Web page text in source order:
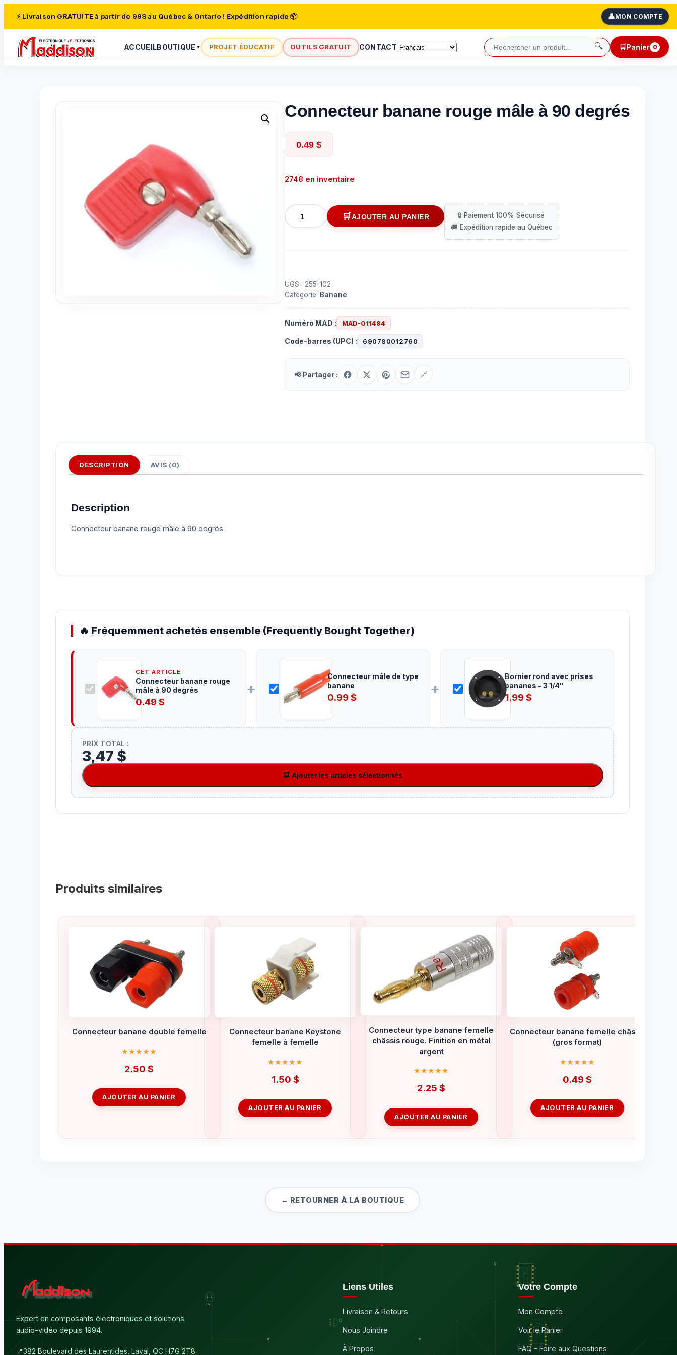
⚡ Livraison GRATUITE à partir de 99$ au Québec & Ontario ! Expédition rapide 📦 👤MON COMPTE
ACCUEILBOUTIQUE ▼ PROJET ÉDUCATIF OUTILS GRATUIT CONTACT 🔍 🛒Panier 0
Connecteur banane rouge mâle à 90 degrés
0.49 $
2748 en inventaire
quantité
de
à
90
degrés
AJOUTER AU PANIER
UGS : 255-102
Catégorie: Banane
Numéro MAD : MAD-011484
Code-barres (UPC) : 690780012760
📢 Partager : 🔗
DESCRIPTION AVIS (0)
Description
Connecteur banane rouge mâle à 90 degrés
🔥 Fréquemment achetés ensemble (Frequently Bought Together)
CET ARTICLE
Connecteur banane rouge
mâle à 90 degrés
0.49 $
+
Connecteur mâle de type
banane
0.99$
+
Bornier rond avec prises
bananes - 3 1/4"
1.99$
PRIX TOTAL :
3,47 $
🛒 Ajouter les articles sélectionnés
Produits similaires
Connecteur banane double femelle
2.50 $
AJOUTER AU PANIER
Connecteur banane Keystone
femelle à femelle
1.50 $
AJOUTER AU PANIER
Connecteur type banane femelle
châssis rouge. Finition en métal
argent
2.25 $
AJOUTER AU PANIER
Connecteur banane femelle châssis
(gros format)
0.49 $
AJOUTER AU PANIER
← RETOURNER À LA BOUTIQUE
Expert en composants électroniques et solutions
audio-vidéo depuis 1994.
📍382 Boulevard des Laurentides, Laval, QC H7G 2T8
Liens Utiles
Livraison & Retours
Nous Joindre
À Propos
Votre Compte
Mon Compte
Voir le Panier
FAQ - Foire aux Questions